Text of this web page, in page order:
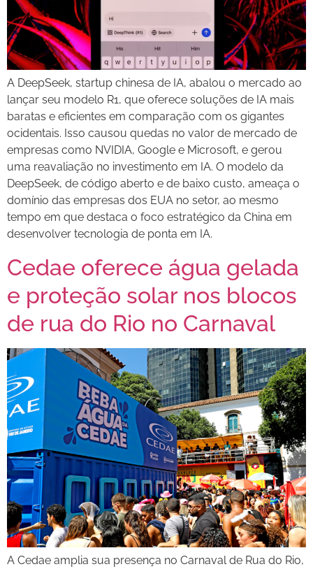
A DeepSeek, startup chinesa de IA, abalou o mercado ao
lançar seu modelo R1, que oferece soluções de IA mais
baratas e eficientes em comparação com os gigantes
ocidentais. Isso causou quedas no valor de mercado de
empresas como NVIDIA, Google e Microsoft, e gerou
uma reavaliação no investimento em IA. O modelo da
DeepSeek, de código aberto e de baixo custo, ameaça o
domínio das empresas dos EUA no setor, ao mesmo
tempo em que destaca o foco estratégico da China em
desenvolver tecnologia de ponta em IA.
Cedae oferece água gelada
e proteção solar nos blocos
de rua do Rio no Carnaval
A Cedae amplia sua presença no Carnaval de Rua do Rio,